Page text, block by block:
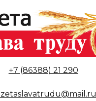
+7 (86388) 21 290